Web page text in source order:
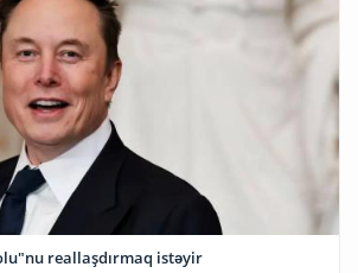
reallaşdırmaq istəyir